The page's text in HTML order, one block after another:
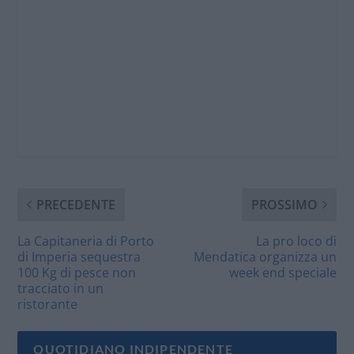
PRECEDENTE
La Capitaneria di Porto
di Imperia sequestra
100 Kg di pesce non
tracciato in un
ristorante
PROSSIMO
La pro loco di
Mendatica organizza un
week end speciale
QUOTIDIANO INDIPENDENTE